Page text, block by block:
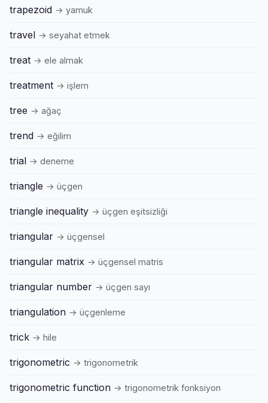
trapezoid → yamuk
travel → seyahat etmek
treat → ele almak
treatment → işlem
tree → ağaç
trend → eğilim
trial → deneme
triangle → üçgen
triangle inequality → üçgen eşitsizliği
triangular → üçgensel
triangular matrix → üçgensel matris
triangular number → üçgen sayı
triangulation → üçgenleme
trick → hile
trigonometric → trigonometrik
trigonometric function → trigonometrik fonksiyon